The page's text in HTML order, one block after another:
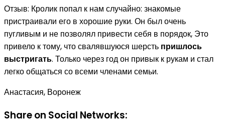
Отзыв: Кролик попал к нам случайно: знакомые
пристраивали его в хорошие руки. Он был очень
пугливым и не позволял привести себя в порядок, Это
привело к тому, что свалявшуюся шерсть пришлось
выстригать. Только через год он привык к рукам и стал
легко общаться со всеми членами семьи.
Анастасия, Воронеж
Share on Social Networks: